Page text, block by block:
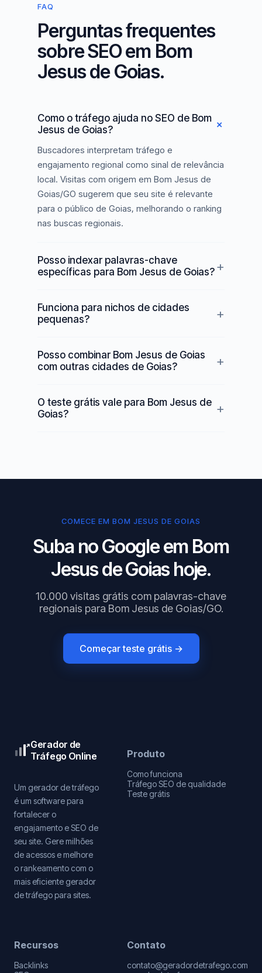
FAQ
Perguntas frequentes
sobre SEO em Bom
Jesus de Goias.
Como o tráfego ajuda no SEO de Bom
Jesus de Goias?
Buscadores interpretam tráfego e
engajamento regional como sinal de relevância
local. Visitas com origem em Bom Jesus de
Goias/GO sugerem que seu site é relevante
para o público de Goias, melhorando o ranking
nas buscas regionais.
Posso indexar palavras-chave
específicas para Bom Jesus de Goias?
Funciona para nichos de cidades
pequenas?
Posso combinar Bom Jesus de Goias
com outras cidades de Goias?
O teste grátis vale para Bom Jesus de
Goias?
COMECE EM BOM JESUS DE GOIAS
Suba no Google em Bom
Jesus de Goias hoje.
10.000 visitas grátis com palavras-chave
regionais para Bom Jesus de Goias/GO.
Começar teste grátis →
Gerador de
Tráfego Online
Um gerador de tráfego
é um software para
fortalecer o
engajamento e SEO de
seu site. Gere milhões
de acessos e melhore
o rankeamento com o
mais eficiente gerador
de tráfego para sites.
Produto
Como funciona
Tráfego SEO de qualidade
Teste grátis
Recursos
Backlinks
Contato
contato@geradordetrafego.com